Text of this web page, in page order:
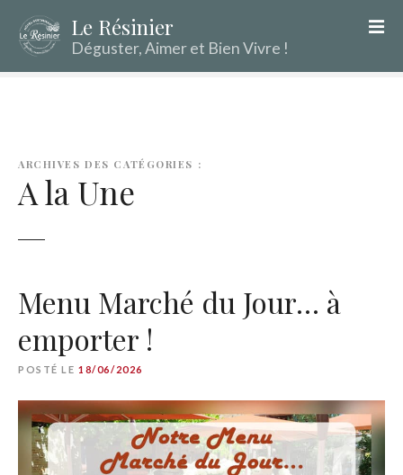
p
Le Résinier
Déguster, Aimer et Bien Vivre !
ARCHIVES DES CATÉGORIES :
A la Une
Menu Marché du Jour… à
emporter !
POSTÉ LE 18/06/2026